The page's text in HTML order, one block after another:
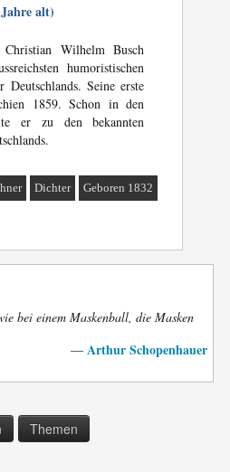
alt)
Christian Wilhelm Busch
humoristischen
Seine erste
1859. Schon in den
er zu den bekannten
Dichter Geboren 1832
bei einem Maskenball, die Masken
— Arthur Schopenhauer
Themen